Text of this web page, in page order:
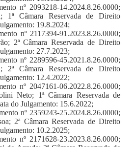
nº 2093218-14.2024.8.26.0000;
1ª Câmara Reservada de Direito
19.8.2024;
nº 2117394-91.2023.8.26.0000;
2ª Câmara Reservada de Direito
27.7.2023;
nº 2289596-45.2021.8.26.0000;
2ª Câmara Reservada de Direito
12.4.2022;
nº 2047161-06.2022.8.26.0000;
Neto; 1ª Câmara Reservada de
do Julgamento: 15.6.2022;
nº 2359243-25.2024.8.26.0000;
2ª Câmara Reservada de Direito
10.2.2025;
nº 2171628-23.2023.8.26.0000;